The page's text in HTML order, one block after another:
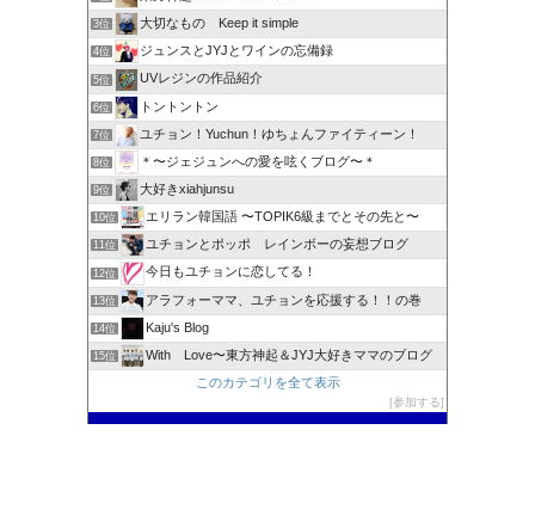
3位 大切なもの Keep it simple
4位 ジュンスとJYJとワインの忘備録
5位 UVレジンの作品紹介
6位 トントントン
7位 ユチョン！Yuchun！ゆちょんファイティーン！
8位 ＊〜ジェジュンへの愛を呟くブログ〜＊
9位 大好きxiahjunsu
10位 エリラン韓国語 〜TOPIK6級までとその先と〜
11位 ユチョンとポッポ レインボーの妄想ブログ
12位 今日もユチョンに恋してる！
13位 アラフォーママ、ユチョンを応援する！！の巻
14位 Kaju's Blog
15位
With Love〜東方神起＆JYJ大好きママのブログ
このカテゴリを全て表示
参加する